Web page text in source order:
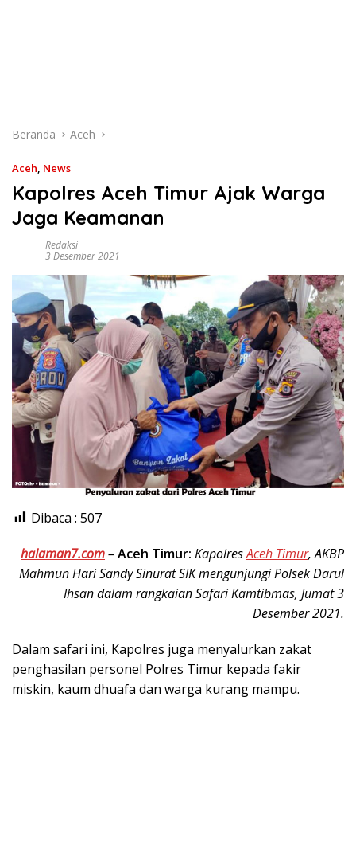
Beranda Aceh
Aceh, News
Kapolres Aceh Timur Ajak Warga
Jaga Keamanan
Redaksi
3 Desember 2021
Dibaca : 507
halaman7.com–Aceh Timur: KapolresAceh Timur, AKBP
Mahmun Hari Sandy Sinurat SIK mengunjungi Polsek Darul
Ihsan dalam rangkaian Safari Kamtibmas, Jumat 3
Desember 2021.
Dalam safari ini, Kapolres juga menyalurkan zakat
penghasilan personel Polres Timur kepada fakir
miskin, kaum dhuafa dan warga kurang mampu.